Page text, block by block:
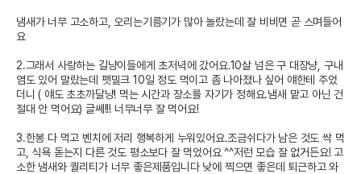
냄새가 너무 고소하고, 오리는기름기가 많아 놀랐는데 잘 비비면 곧 스며들어
요
2.그래서 사랑하는 길냥이들에게 초저녁에 갔어요.10살 넘은 구 대장냥, 구내
염도 있어 말랐는데 펫밀크 10일 정도 먹이고 좀 나아졌나 싶어 얘한테 주었
더니 ( 얘도 초초까달냥! 먹는 시간과 장소를 자기가 정해요.냄새 맡고 아닌 건
절대 안 먹어요) 글쎄!!! 너무너무 잘 먹어요!
3.한봉 다 먹고 벤치에 저리 행복하게 누워있어요.조금쉬다가 남은 것도 싹 먹
고, 식욕 돋는지 다른 것도 평소보다 잘 먹었어요 ^^저런 모습 잘 없거든요! 고
소한 냄새와 퀄리티가 너무 좋은제품입니다 낮에 찍으면 좋은데 퇴근하고 와